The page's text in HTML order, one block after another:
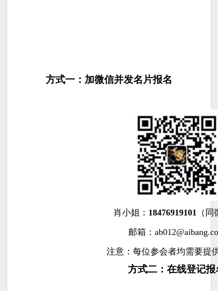
方式一：加微信并发名片报名
肖小姐： 18476919101 （
邮箱：
注意：每位参会者均需要提
方式二：在线登记报